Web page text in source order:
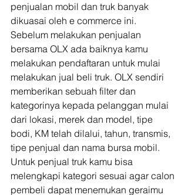
penjualan mobil dan truk banyak
dikuasai oleh e commerce ini.
Sebelum melakukan penjualan
bersama OLX ada baiknya kamu
melakukan pendaftaran untuk mulai
melakukan jual beli truk. OLX sendiri
memberikan sebuah filter dan
kategorinya kepada pelanggan mulai
dari lokasi, merek dan model, tipe
bodi, KM telah dilalui, tahun, transmis,
tipe penjual dan nama bursa mobil.
Untuk penjual truk kamu bisa
melengkapi kategori sesuai agar calon
pembeli dapat menemukan geraimu